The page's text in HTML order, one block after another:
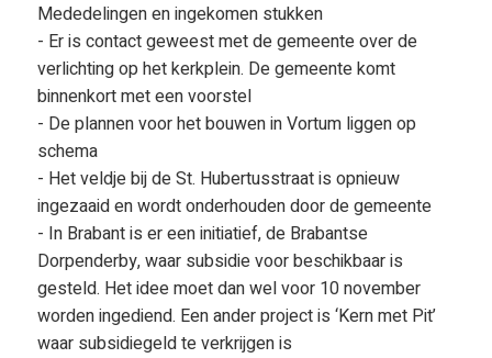
Mededelingen en ingekomen stukken
- Er is contact geweest met de gemeente over de
verlichting op het kerkplein. De gemeente komt
binnenkort met een voorstel
- De plannen voor het bouwen in Vortum liggen op
schema
- Het veldje bij de St. Hubertusstraat is opnieuw
ingezaaid en wordt onderhouden door de gemeente
- In Brabant is er een initiatief, de Brabantse
Dorpenderby, waar subsidie voor beschikbaar is
gesteld. Het idee moet dan wel voor 10 november
worden ingediend. Een ander project is ‘Kern met Pit’
waar subsidiegeld te verkrijgen is